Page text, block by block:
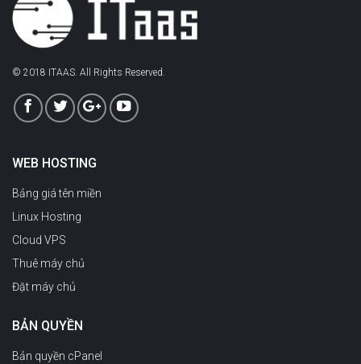
© 2018 ITAAS. All Rights Reserved.
WEB HOSTING
Bảng giá tên miền
Linux Hosting
Cloud VPS
Thuê máy chủ
Đặt máy chủ
BẢN QUYỀN
Bản quyền cPanel